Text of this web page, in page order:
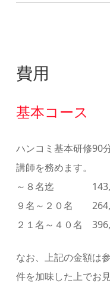
費用
基本コース
ハンコミ基本研修
講師を務めます。
～８名迄
９名～２０名
２１名～４０名
なお、上記の金額は
件を加味した上でお